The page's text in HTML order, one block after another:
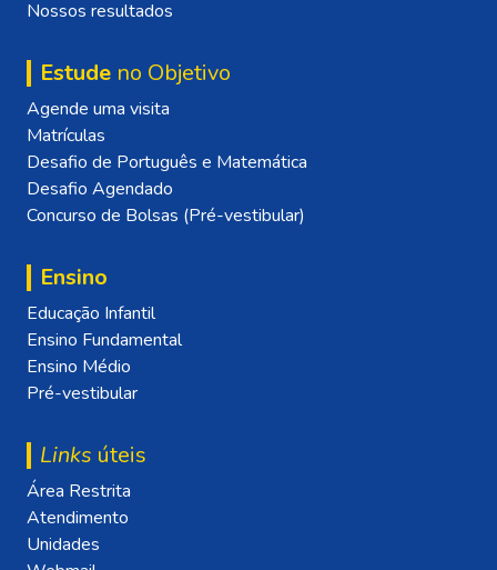
Nossos resultados
Estude no Objetivo
Agende uma visita
Matrículas
Desafio de Português e Matemática
Desafio Agendado
Concurso de Bolsas (Pré-vestibular)
Ensino
Educação Infantil
Ensino Fundamental
Ensino Médio
Pré-vestibular
Links úteis
Área Restrita
Atendimento
Unidades